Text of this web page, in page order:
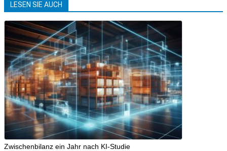
LESEN SIE AUCH
Zwischenbilanz ein Jahr nach KI-Studie